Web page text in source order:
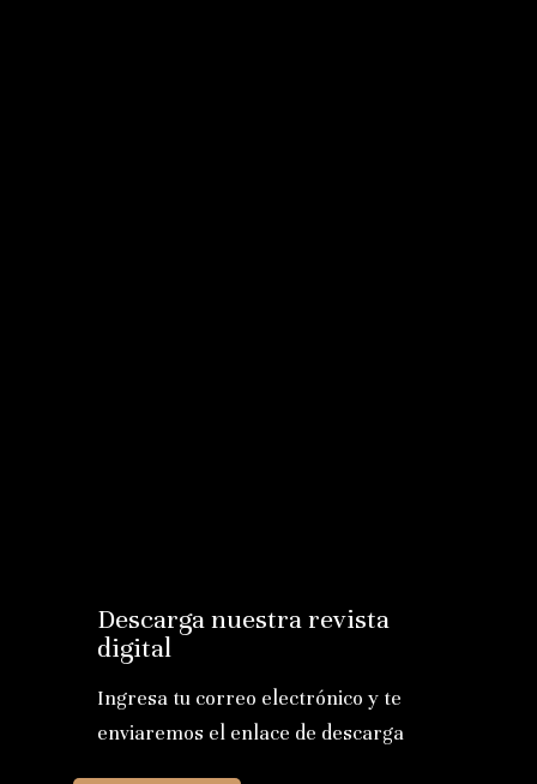
Descarga nuestra revista
digital
Ingresa tu correo electrónico y te
enviaremos el enlace de descarga